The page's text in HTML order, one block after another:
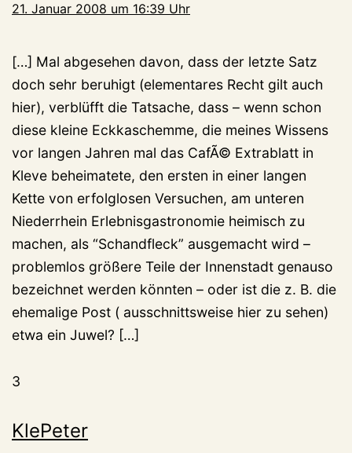
21. Januar 2008 um 16:39 Uhr
[…] Mal abgesehen davon, dass der letzte Satz
doch sehr beruhigt (elementares Recht gilt auch
hier), verblüfft die Tatsache, dass – wenn schon
diese kleine Eckkaschemme, die meines Wissens
vor langen Jahren mal das CafÃ© Extrablatt in
Kleve beheimatete, den ersten in einer langen
Kette von erfolglosen Versuchen, am unteren
Niederrhein Erlebnisgastronomie heimisch zu
machen, als “Schandfleck” ausgemacht wird –
problemlos größere Teile der Innenstadt genauso
bezeichnet werden könnten – oder ist die z. B. die
ehemalige Post ( ausschnittsweise hier zu sehen)
etwa ein Juwel? […]
3
KlePeter